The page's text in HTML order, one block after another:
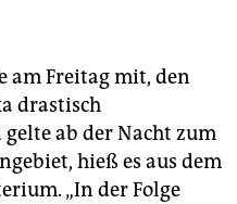
am Freitag mit, den
drastisch
ab der Nacht zum
hieß es aus dem
„In der Folge